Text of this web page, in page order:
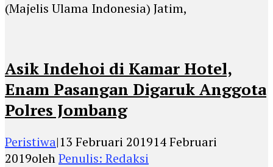
(Majelis Ulama Indonesia) Jatim,
Asik Indehoi di Kamar Hotel,
Enam Pasangan Digaruk Anggota
Polres Jombang
Peristiwa|13 Februari 201914 Februari
2019olehPenulis: Redaksi